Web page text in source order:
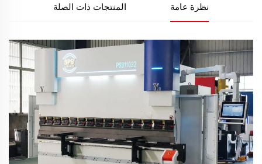
نظرة عامة المنتجات ذات الصلة